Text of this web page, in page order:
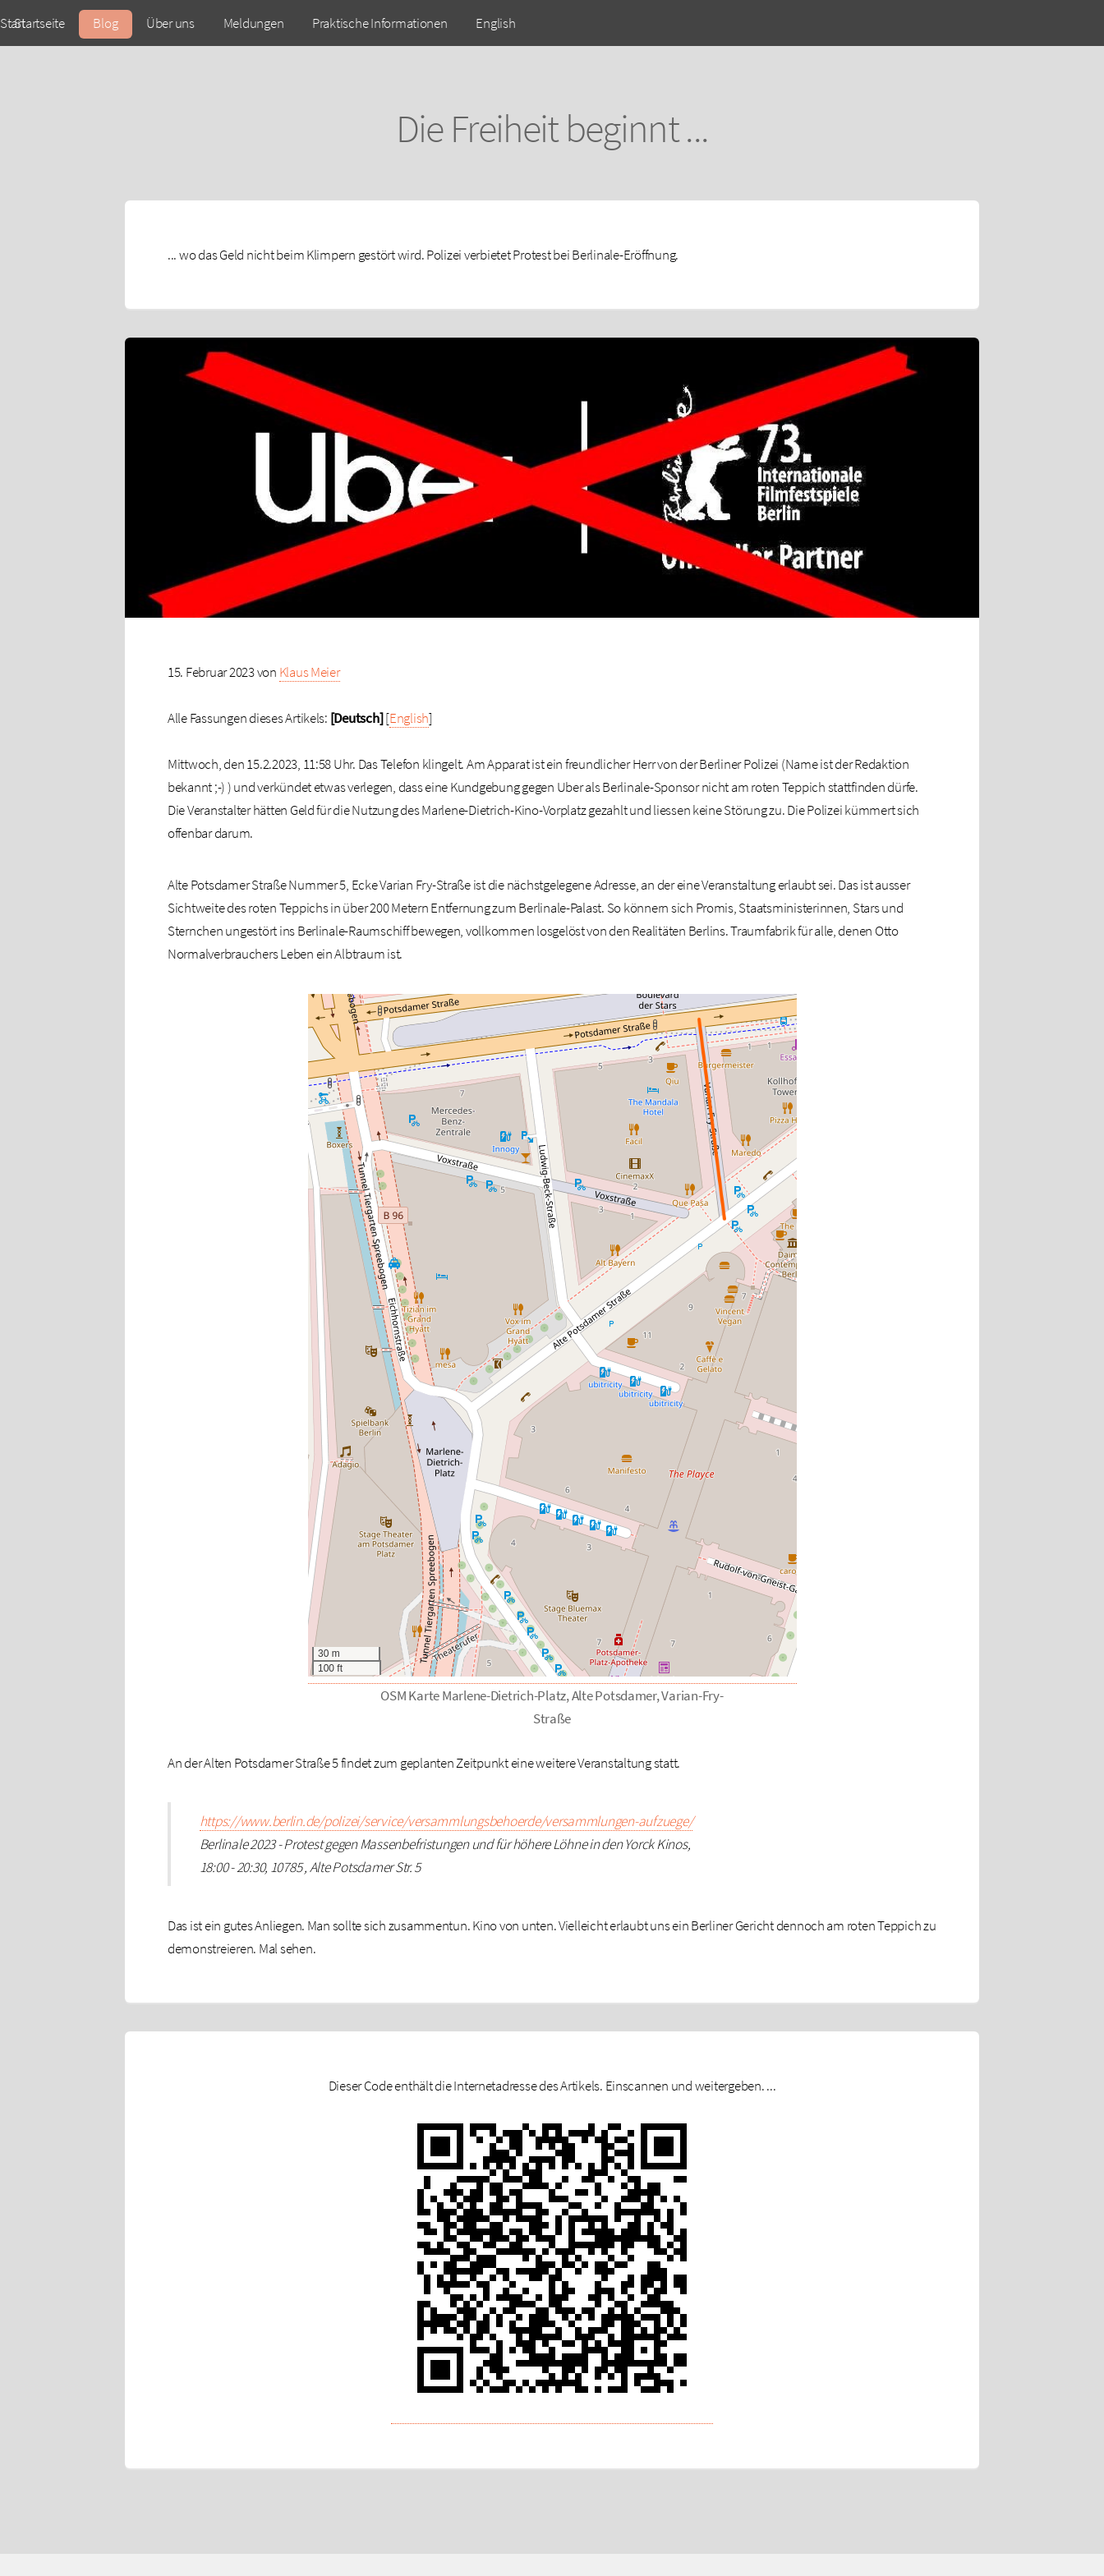
StartStartseite Blog Über uns Meldungen Praktische Informationen English
Die Freiheit beginnt ...
... wo das Geld nicht beim Klimpern gestört wird. Polizei verbietet Protest bei Berlinale-Eröffnung.
15. Februar 2023 von Klaus Meier
Alle Fassungen dieses Artikels: [Deutsch][English]
Mittwoch, den 15.2.2023, 11:58 Uhr. Das Telefon klingelt. Am Apparat ist ein freundlicher Herr von der Berliner Polizei (Name ist der Redaktion
bekannt ;-) ) und verkündet etwas verlegen, dass eine Kundgebung gegen Uber als Berlinale-Sponsor nicht am roten Teppich stattfinden dürfe.
Die Veranstalter hätten Geld für die Nutzung des Marlene-Dietrich-Kino-Vorplatz gezahlt und liessen keine Störung zu. Die Polizei kümmert sich
offenbar darum.
Alte Potsdamer Straße Nummer 5, Ecke Varian Fry-Straße ist die nächstgelegene Adresse, an der eine Veranstaltung erlaubt sei. Das ist ausser
Sichtweite des roten Teppichs in über 200 Metern Entfernung zum Berlinale-Palast. So könnern sich Promis, Staatsministerinnen, Stars und
Sternchen ungestört ins Berlinale-Raumschiff bewegen, vollkommen losgelöst von den Realitäten Berlins. Traumfabrik für alle, denen Otto
Normalverbrauchers Leben ein Albtraum ist.
OSM Karte Marlene-Dietrich-Platz, Alte Potsdamer, Varian-Fry-
Straße
An der Alten Potsdamer Straße 5 findet zum geplanten Zeitpunkt eine weitere Veranstaltung statt.
https://www.berlin.de/polizei/service/versammlungsbehoerde/versammlungen-aufzuege/
Berlinale 2023 - Protest gegen Massenbefristungen und für höhere Löhne in den Yorck Kinos,
18:00 - 20:30, 10785 , Alte Potsdamer Str. 5
Das ist ein gutes Anliegen. Man sollte sich zusammentun. Kino von unten. Vielleicht erlaubt uns ein Berliner Gericht dennoch am roten Teppich zu
demonstreieren. Mal sehen.
Dieser Code enthält die Internetadresse des Artikels. Einscannen und weitergeben. ...